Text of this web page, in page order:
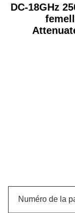
DC-18GHz
Numéro de la